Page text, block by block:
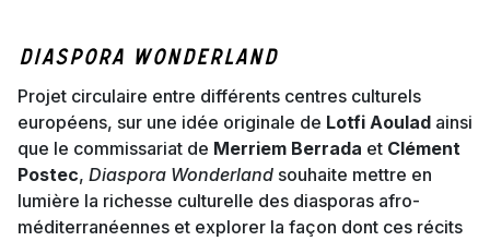
Diaspora Wonderland
Projet circulaire entre différents centres culturels
européens, sur une idée originale de Lotfi Aoulad ainsi
que le commissariat de Merriem Berrada et Clément
Postec, Diaspora Wonderland souhaite mettre en
lumière la richesse culturelle des diasporas afro-
méditerranéennes et explorer la façon dont ces récits